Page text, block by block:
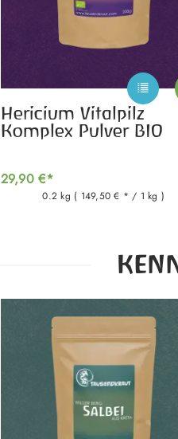
Hericium Vitalpilz
Komplex Pulver BIO
29,90 €*
0.2 kg ( 149,50 € * / 1 kg )